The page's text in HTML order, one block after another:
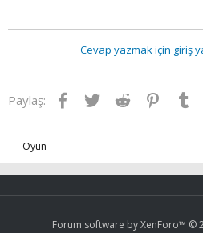
Cevap yazmak için giriş
Paylaş: Facebook
TwitterReddit
Oyun
Forum software by XenForo™ ©